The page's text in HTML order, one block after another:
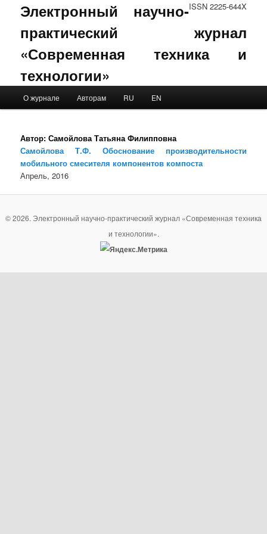
ISSN 2225-644X
Электронный научно-
практический журнал
«Современная техника и
технологии»
Skip to primary content
Skip to secondary content
О журнале Авторам RU EN
Автор: Самойлова Татьяна Филипповна
Самойлова Т.Ф. Обоснование производительности
мобильного смесителя компонентов компоста
Апрель, 2016
© 2026. Электронный научно-практический журнал «Современная техника
и технологии».